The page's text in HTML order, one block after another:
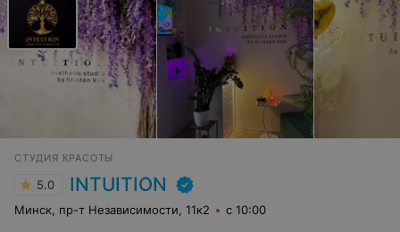
СТУДИЯ КРАСОТЫ
5.0 INTUITION
Минск, пр-т Независимости, 11к2 с 10:00